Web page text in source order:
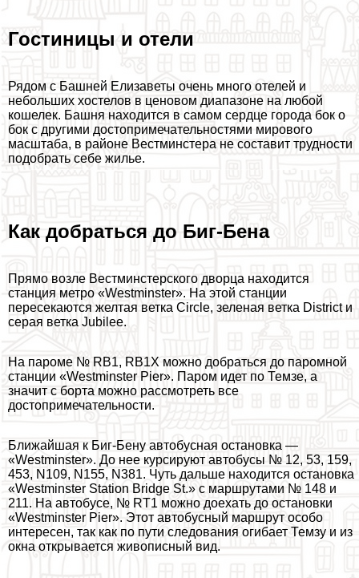
Гостиницы и отели
Рядом с Башней Елизаветы очень много отелей и
небольших хостелов в ценовом диапазоне на любой
кошелек. Башня находится в самом сердце города бок о
бок с другими достопримечательностями мирового
масштаба, в районе Вестминстера не составит трудности
подобрать себе жилье.
Как добраться до Биг-Бена
Прямо возле Вестминстерского дворца находится
станция метро «Westminster». На этой станции
пересекаются желтая ветка Circle, зеленая ветка District и
серая ветка Jubilee.
На пароме № RB1, RB1X можно добраться до паромной
станции «Westminster Pier». Паром идет по Темзе, а
значит с борта можно рассмотреть все
достопримечательности.
Ближайшая к Биг-Бену автобусная остановка —
«Westminster». До нее курсируют автобусы № 12, 53, 159,
453, N109, N155, N381. Чуть дальше находится остановка
«Westminster Station Bridge St.» с маршрутами № 148 и
211. На автобусе, № RT1 можно доехать до остановки
«Westminster Pier». Этот автобусный маршрут особо
интересен, так как по пути следования огибает Темзу и из
окна открывается живописный вид.